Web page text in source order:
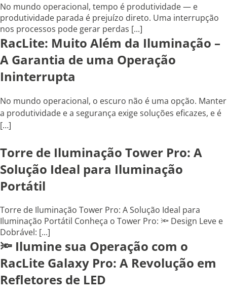
No mundo operacional, tempo é produtividade — e
produtividade parada é prejuízo direto. Uma interrupção
nos processos pode gerar perdas [...]
RacLite: Muito Além da Iluminação –
A Garantia de uma Operação
Ininterrupta
No mundo operacional, o escuro não é uma opção. Manter
a produtividade e a segurança exige soluções eficazes, e é
[…]
Torre de Iluminação Tower Pro: A
Solução Ideal para Iluminação
Portátil
Torre de Iluminação Tower Pro: A Solução Ideal para
Iluminação Portátil Conheça o Tower Pro: 🔦 Design Leve e
Dobrável: [...]
🔦 Ilumine sua Operação com o
RacLite Galaxy Pro: A Revolução em
Refletores de LED